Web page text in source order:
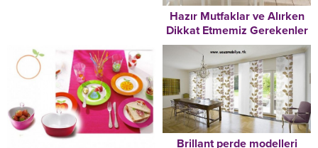
Hazır Mutfaklar ve Alırken
Dikkat Etmemiz Gerekenler
Brillant perde modelleri